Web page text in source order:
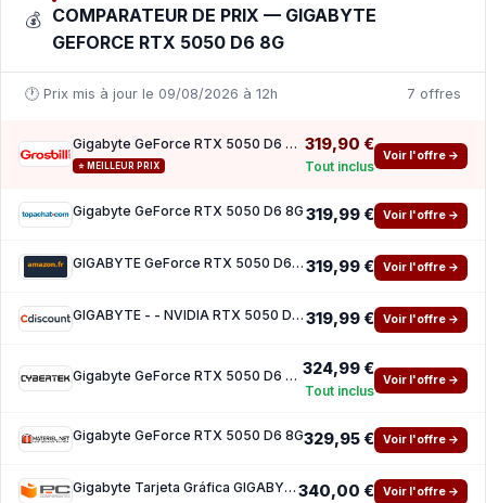
💰 COMPARATEUR DE PRIX — GIGABYTE
GEFORCE RTX 5050 D6 8G
🕐 Prix mis à jour le 09/08/2026 à 12h 7 offres
Gigabyte GeForce RTX 5050 D6 8 Go
⭐ MEILLEUR PRIX
319,90 €
Tout inclus
Voir l'offre →
Gigabyte GeForce RTX 5050 D6 8G 319,99 € Voir l'offre →
GIGABYTE GeForce RTX 5050 D6 8G Carte Graphique - 8GB GDDR6, 128bit, PCI-E 5.0, 2572MHz Fr 319,99 € Voir l'offre →
GIGABYTE - - NVIDIA RTX 5050 D6 - 8 Go 319,99 € Voir l'offre →
Gigabyte GeForce RTX 5050 D6 8G 324,99 €
Tout inclus
Voir l'offre →
Gigabyte GeForce RTX 5050 D6 8G329,95 € Voir l'offre →
Gigabyte Tarjeta Gráfica GIGABYTE GeForce RTX 5050 8GB GDDR6 Reflex 2 RTX AI DLSS4 340,00 € Voir l'offre →